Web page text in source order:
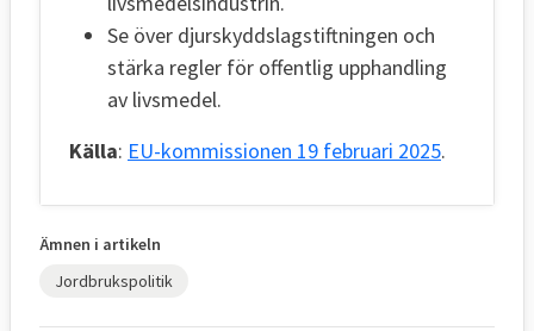
Se över djurskyddslagstiftningen och
stärka regler för offentlig upphandling
av livsmedel.
Källa: EU-kommissionen 19 februari 2025.
Ämnen i artikeln
Jordbrukspolitik